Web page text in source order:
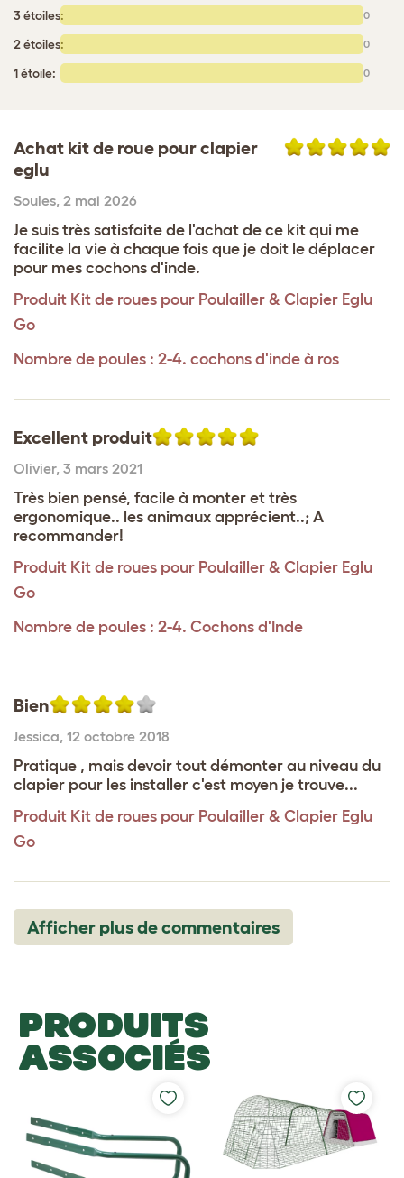
3 étoiles: 0
2 étoiles: 0
1 étoile: 0
Achat kit de roue pour clapier
eglu
Soules, 2 mai 2026
Je suis très satisfaite de l'achat de ce kit qui me
facilite la vie à chaque fois que je doit le déplacer
pour mes cochons d'inde.
Produit Kit de roues pour Poulailler & Clapier Eglu
Go
Nombre de poules : 2-4. cochons d'inde à ros
Excellent produit
Olivier, 3 mars 2021
Très bien pensé, facile à monter et très
ergonomique.. les animaux apprécient..; A
recommander!
Produit Kit de roues pour Poulailler & Clapier Eglu
Go
Nombre de poules : 2-4. Cochons d'Inde
Bien
Jessica, 12 octobre 2018
Pratique , mais devoir tout démonter au niveau du
clapier pour les installer c'est moyen je trouve...
Produit Kit de roues pour Poulailler & Clapier Eglu
Go
Afficher plus de commentaires
PRODUITS
ASSOCIÉS